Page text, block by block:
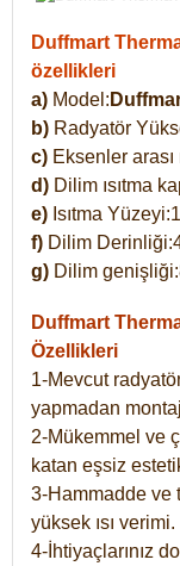
Duffmart
özellikleri
a) Model:
b) Radyatör
c) Eksenler
d) Dilim ısıtma
e) Isıtma
f) Dilim
g) Dilim
Duffmart
Özellikleri
1-Mevcut
yapmadan
2-Mükemmel ve
katan eşsiz
3-Hammadde ve
yüksek ısı verimi.
4-İhtiyaçlarınız